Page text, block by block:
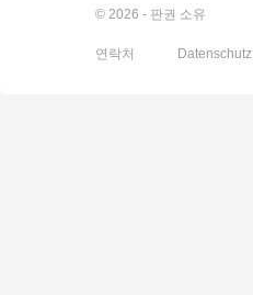
© 2026 - 판권 소유
연락처 Datenschutz